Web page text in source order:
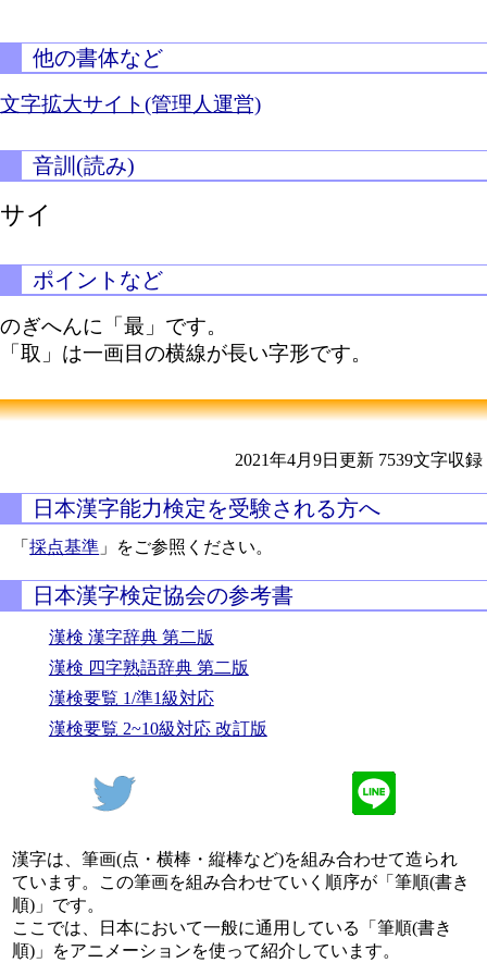
他の書体など
文字拡大サイト(管理人運営)
音訓(読み)
サイ
ポイントなど
のぎへんに「最」です。
「取」は一画目の横線が長い字形です。
2021年4月9日更新 7539文字収録
日本漢字能力検定を受験される方へ
「採点基準 」をご参照ください。
日本漢字検定協会の参考書
漢検 漢字辞典 第二版
漢検 四字熟語辞典 第二版
漢検要覧 1/準1級対応
漢検要覧 2~10級対応 改訂版
漢字は、筆画(点・横棒・縦棒など)を組み合わせて造られ
ています。この筆画を組み合わせていく順序が「筆順(書き
順)」です。
ここでは、日本において一般に通用している「筆順(書き
順)」をアニメーションを使って紹介しています。